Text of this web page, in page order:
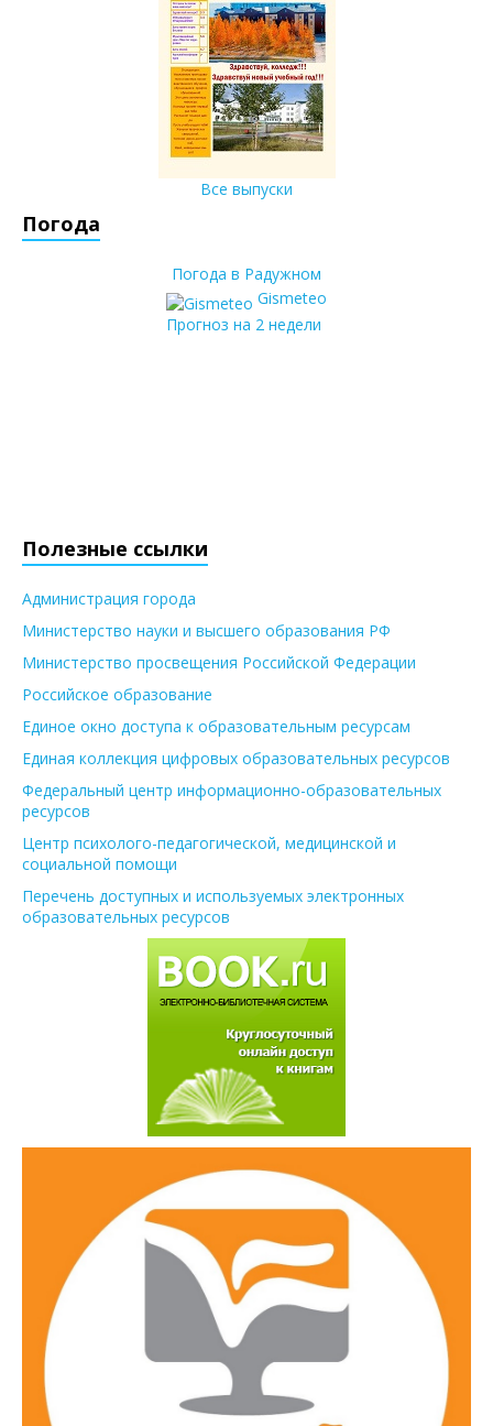
Все выпуски
Погода
Погода в Радужном
Gismeteo
Прогноз на 2 недели
Полезные ссылки
Администрация города
Министерство науки и высшего образования РФ
Министерство просвещения Российской Федерации
Российское образование
Единое окно доступа к образовательным ресурсам
Единая коллекция цифровых образовательных ресурсов
Федеральный центр информационно-образовательных
ресурсов
Центр психолого-педагогической, медицинской и
социальной помощи
Перечень доступных и используемых электронных
образовательных ресурсов